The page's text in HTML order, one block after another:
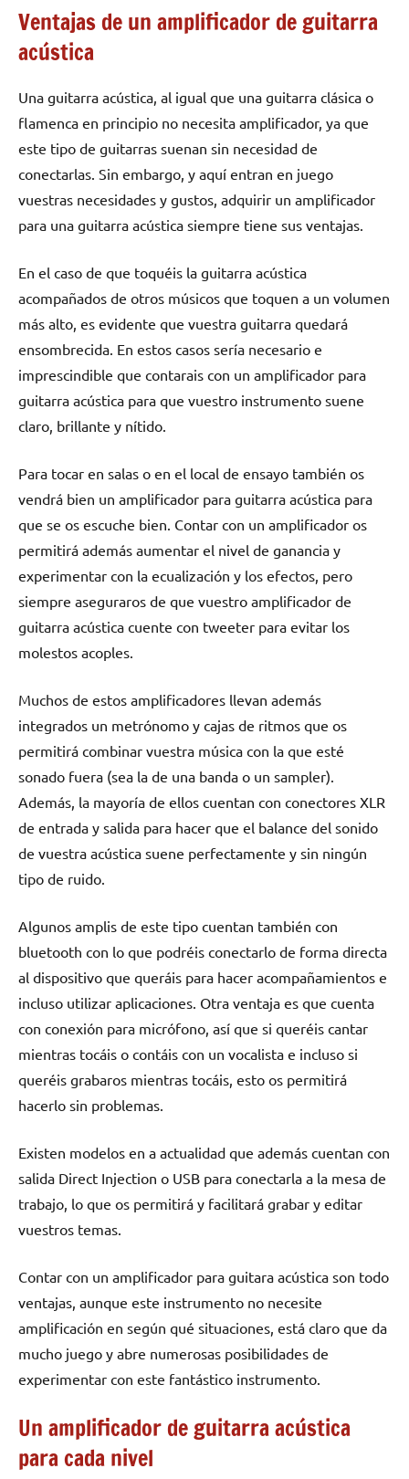
Ventajas de un amplificador de guitarra
acústica
Una guitarra acústica, al igual que una guitarra clásica o
flamenca en principio no necesita amplificador, ya que
este tipo de guitarras suenan sin necesidad de
conectarlas. Sin embargo, y aquí entran en juego
vuestras necesidades y gustos, adquirir un amplificador
para una guitarra acústica siempre tiene sus ventajas.
En el caso de que toquéis la guitarra acústica
acompañados de otros músicos que toquen a un volumen
más alto, es evidente que vuestra guitarra quedará
ensombrecida. En estos casos sería necesario e
imprescindible que contarais con un amplificador para
guitarra acústica para que vuestro instrumento suene
claro, brillante y nítido.
Para tocar en salas o en el local de ensayo también os
vendrá bien un amplificador para guitarra acústica para
que se os escuche bien. Contar con un amplificador os
permitirá además aumentar el nivel de ganancia y
experimentar con la ecualización y los efectos, pero
siempre aseguraros de que vuestro amplificador de
guitarra acústica cuente con tweeter para evitar los
molestos acoples.
Muchos de estos amplificadores llevan además
integrados un metrónomo y cajas de ritmos que os
permitirá combinar vuestra música con la que esté
sonado fuera (sea la de una banda o un sampler).
Además, la mayoría de ellos cuentan con conectores XLR
de entrada y salida para hacer que el balance del sonido
de vuestra acústica suene perfectamente y sin ningún
tipo de ruido.
Algunos amplis de este tipo cuentan también con
bluetooth con lo que podréis conectarlo de forma directa
al dispositivo que queráis para hacer acompañamientos e
incluso utilizar aplicaciones. Otra ventaja es que cuenta
con conexión para micrófono, así que si queréis cantar
mientras tocáis o contáis con un vocalista e incluso si
queréis grabaros mientras tocáis, esto os permitirá
hacerlo sin problemas.
Existen modelos en a actualidad que además cuentan con
salida Direct Injection o USB para conectarla a la mesa de
trabajo, lo que os permitirá y facilitará grabar y editar
vuestros temas.
Contar con un amplificador para guitara acústica son todo
ventajas, aunque este instrumento no necesite
amplificación en según qué situaciones, está claro que da
mucho juego y abre numerosas posibilidades de
experimentar con este fantástico instrumento.
Un amplificador de guitarra acústica
para cada nivel